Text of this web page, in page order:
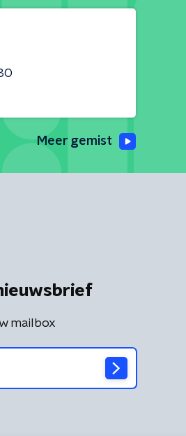
Meer gemist
mailbox